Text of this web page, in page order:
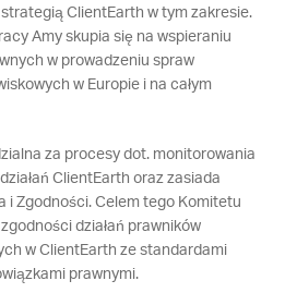
ClientEarth w tym zakresie.
Amy skupia się na wspieraniu
w prowadzeniu spraw
w Europie i na całym
za procesy dot. monitorowania
ClientEarth oraz zasiada
i Zgodności. Celem tego Komitetu
działań prawników
w ClientEarth ze standardami
prawnymi.